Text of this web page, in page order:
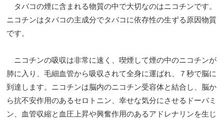
タバコの煙に含まれる物質の中で大切なのはニコチンです。
ニコチンはタバコの主成分でタバコに依存性の生ずる原因物質
です。
ニコチンの吸収は非常に速く、喫煙して煙の中のニコチンが
肺に入り、毛細血管から吸収されて全身に運ばれ、７秒で脳に
到達します。ニコチンは脳内のニコチン受容体と結合し、脳か
ら抗不安作用のあるセロトニン、幸せな気分にさせるドーパミ
ン、血管収縮と血圧上昇や興奮作用のあるアドレナリンを生じ